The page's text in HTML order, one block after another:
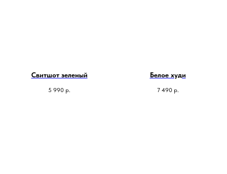
Свитшот зеленый
5 990 р.
Белое худи
7 490 р.